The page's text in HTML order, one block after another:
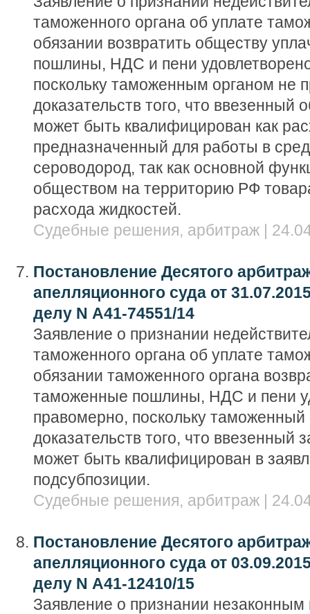
таможенного органа об уплате
обязании возвратить обществу
пошлины, НДС и пени
поскольку таможенным органом не
доказательств того, что ввезенный
может быть квалифицирован как
предназначенный для работы в
сероводород, так как основной
обществом на территорию РФ
расхода жидкостей.
Судебные решения, арбитраж |
Постановление Десятого
апелляционного суда от
делу N А41-74551/14
Заявление о признании
таможенного органа об уплате
обязании таможенного органа
таможенные пошлины, НДС и пени
правомерно, поскольку таможенный
доказательств того, что ввезенный
может быть квалифицирован в
подсубпозиции.
Судебные решения, арбитраж |
Постановление Десятого
апелляционного суда от
делу N А41-12410/15
Заявление о признании незаконным